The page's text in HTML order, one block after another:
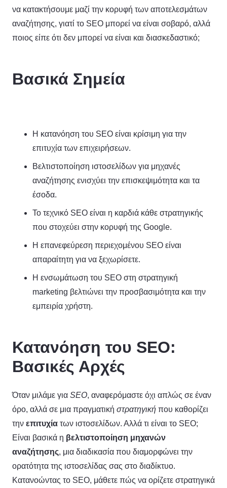
να κατακτήσουμε μαζί την κορυφή των αποτελεσμάτων
αναζήτησης, γιατί το SEO μπορεί να είναι σοβαρό, αλλά
ποιος είπε ότι δεν μπορεί να είναι και διασκεδαστικό;
Βασικά Σημεία
Η κατανόηση του SEO είναι κρίσιμη για την
επιτυχία των επιχειρήσεων.
Βελτιστοποίηση ιστοσελίδων για μηχανές
αναζήτησης ενισχύει την επισκεψιμότητα και τα
έσοδα.
Το τεχνικό SEO είναι η καρδιά κάθε στρατηγικής
που στοχεύει στην κορυφή της Google.
Η επανεφεύρεση περιεχομένου SEO είναι
απαραίτητη για να ξεχωρίσετε.
Η ενσωμάτωση του SEO στη στρατηγική
marketing βελτιώνει την προσβασιμότητα και την
εμπειρία χρήστη.
Κατανόηση του SEO:
Βασικές Αρχές
Όταν μιλάμε για SEO, αναφερόμαστε όχι απλώς σε έναν
όρο, αλλά σε μια πραγματική στρατηγική που καθορίζει
την επιτυχία των ιστοσελίδων. Αλλά τι είναι το SEO;
Είναι βασικά η βελτιστοποίηση μηχανών
αναζήτησης, μια διαδικασία που διαμορφώνει την
ορατότητα της ιστοσελίδας σας στο διαδίκτυο.
Κατανοώντας το SEO, μάθετε πώς να ορίζετε στρατηγικά